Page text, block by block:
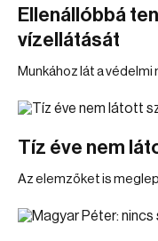
Ellenállóbbá
vízellátását
Munkához lát a
Tíz éve nem
Az elemzőket is